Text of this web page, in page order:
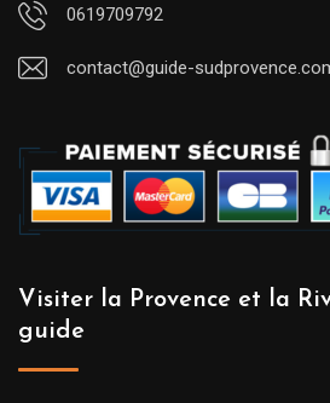
0619709792
contact@guide-
Visiter la Provence et la
guide